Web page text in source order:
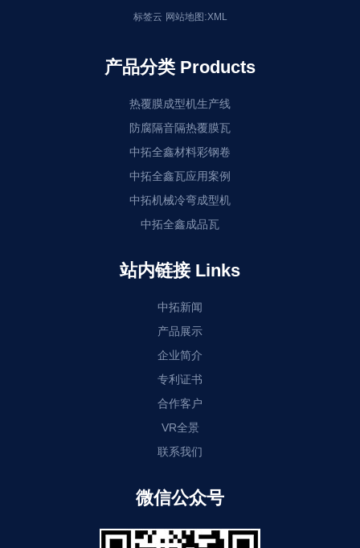
标签云 网站地图 :XML
产品分类 Products
热覆膜成型机生产线
防腐隔音隔热覆膜瓦
中拓全鑫材料彩钢卷
中拓全鑫瓦应用案例
中拓机械冷弯成型机
中拓全鑫成品瓦
站内链接 Links
中拓新闻
产品展示
企业简介
专利证书
合作客户
VR全景
联系我们
微信公众号